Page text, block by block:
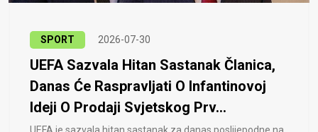
SPORT 2026-07-30
UEFA Sazvala Hitan Sastanak Članica,
Danas Će Raspravljati O Infantinovoj
Ideji O Prodaji Svjetskog Prv...
UEFA je sazvala hitan sastanak za danas poslijepodne na